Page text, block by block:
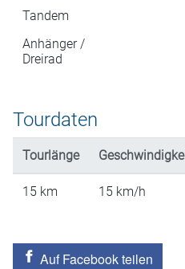
Tandem
Anhänger /
Dreirad
Tourdaten
Tourlänge
15 km 15 km/h
Auf Facebook teilen